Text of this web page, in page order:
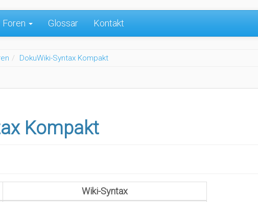
Foren Glossar Kontakt
DokuWiki-Syntax Kompakt
Kompakt
Wiki-Syntax